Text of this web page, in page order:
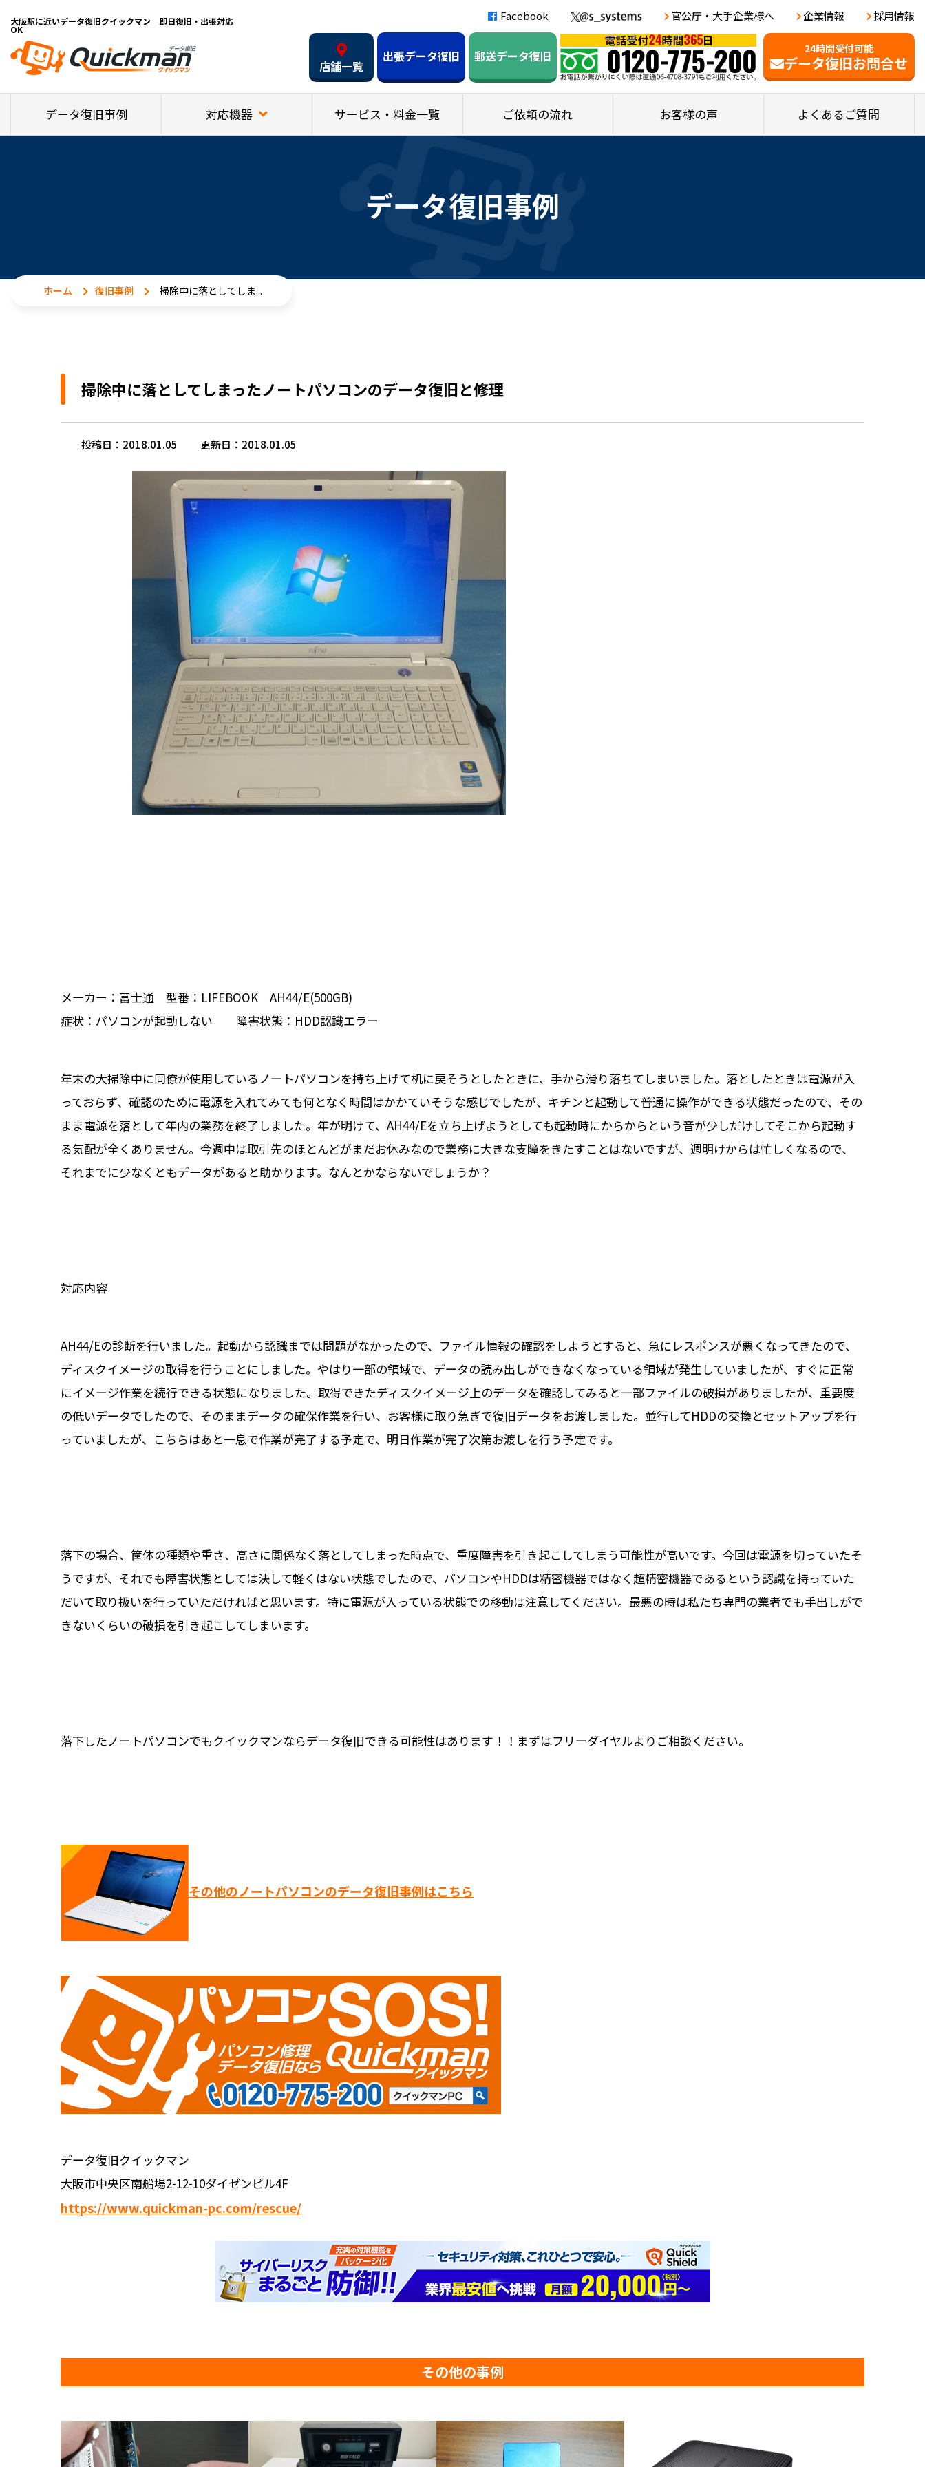
大阪駅に近いデータ復旧クイックマン 即日復旧・出張対応
OK
Facebook 官公庁・大手企業様へ 企業情報 採用情報
24時間受付可能
データ復旧お問合せ
店舗一覧
出張データ復旧 郵送データ復旧
データ復旧事例 対応機器 サービス・料金一覧 ご依頼の流れ お客様の声 よくあるご質問
データ復旧事例
ホーム 復旧事例 掃除中に落としてしま...
掃除中に落としてしまったノートパソコンのデータ復旧と修理
投稿日：2018.01.05 更新日：2018.01.05
メーカー：富士通 型番：LIFEBOOK AH44/E(500GB)
症状：パソコンが起動しない 障害状態：HDD認識エラー
年末の大掃除中に同僚が使用しているノートパソコンを持ち上げて机に戻そうとしたときに、手から滑り落ちてしまいました。落としたときは電源が入
っておらず、確認のために電源を入れてみても何となく時間はかかていそうな感じでしたが、キチンと起動して普通に操作ができる状態だったので、その
まま電源を落として年内の業務を終了しました。年が明けて、AH44/Eを立ち上げようとしても起動時にからからという音が少しだけしてそこから起動す
る気配が全くありません。今週中は取引先のほとんどがまだお休みなので業務に大きな支障をきたすことはないですが、週明けからは忙しくなるので、
それまでに少なくともデータがあると助かります。なんとかならないでしょうか？
対応内容
AH44/Eの診断を行いました。起動から認識までは問題がなかったので、ファイル情報の確認をしようとすると、急にレスポンスが悪くなってきたので、
ディスクイメージの取得を行うことにしました。やはり一部の領域で、データの読み出しができなくなっている領域が発生していましたが、すぐに正常
にイメージ作業を続行できる状態になりました。取得できたディスクイメージ上のデータを確認してみると一部ファイルの破損がありましたが、重要度
の低いデータでしたので、そのままデータの確保作業を行い、お客様に取り急ぎで復旧データをお渡しました。並行してHDDの交換とセットアップを行
っていましたが、こちらはあと一息で作業が完了する予定で、明日作業が完了次第お渡しを行う予定です。
落下の場合、筐体の種類や重さ、高さに関係なく落としてしまった時点で、重度障害を引き起こしてしまう可能性が高いです。今回は電源を切っていたそ
うですが、それでも障害状態としては決して軽くはない状態でしたので、パソコンやHDDは精密機器ではなく超精密機器であるという認識を持っていた
だいて取り扱いを行っていただければと思います。特に電源が入っている状態での移動は注意してください。最悪の時は私たち専門の業者でも手出しがで
きないくらいの破損を引き起こしてしまいます。
落下したノートパソコンでもクイックマンならデータ復旧できる可能性はあります！！まずはフリーダイヤルよりご相談ください。
その他のノートパソコンのデータ復旧事例はこちら
データ復旧クイックマン
大阪市中央区南船場2-12-10ダイゼンビル4F
https://www.quickman-pc.com/rescue/
その他の事例